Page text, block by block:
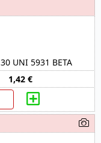
UNI 5931 BETA
1,42 €